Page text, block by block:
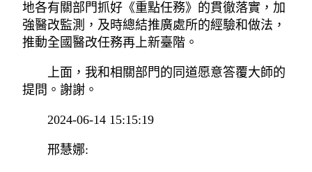
地各有關部門抓好《重點任務》的貫徹落實，加
強醫改監測，及時總結推廣處所的經驗和做法，
推動全國醫改任務再上新臺階。
上面，我和相關部門的同道愿意答覆大師的
提問。謝謝。
2024-06-14 15:15:19
邢慧娜: